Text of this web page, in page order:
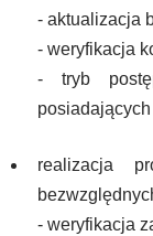
- aktualizacja
- weryfikacja
- tryb
realizacja
- weryfikacja